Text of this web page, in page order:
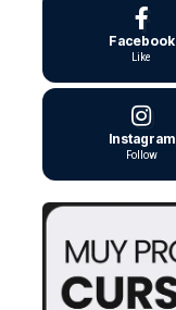
Facebook
Like
Instagram
Follow